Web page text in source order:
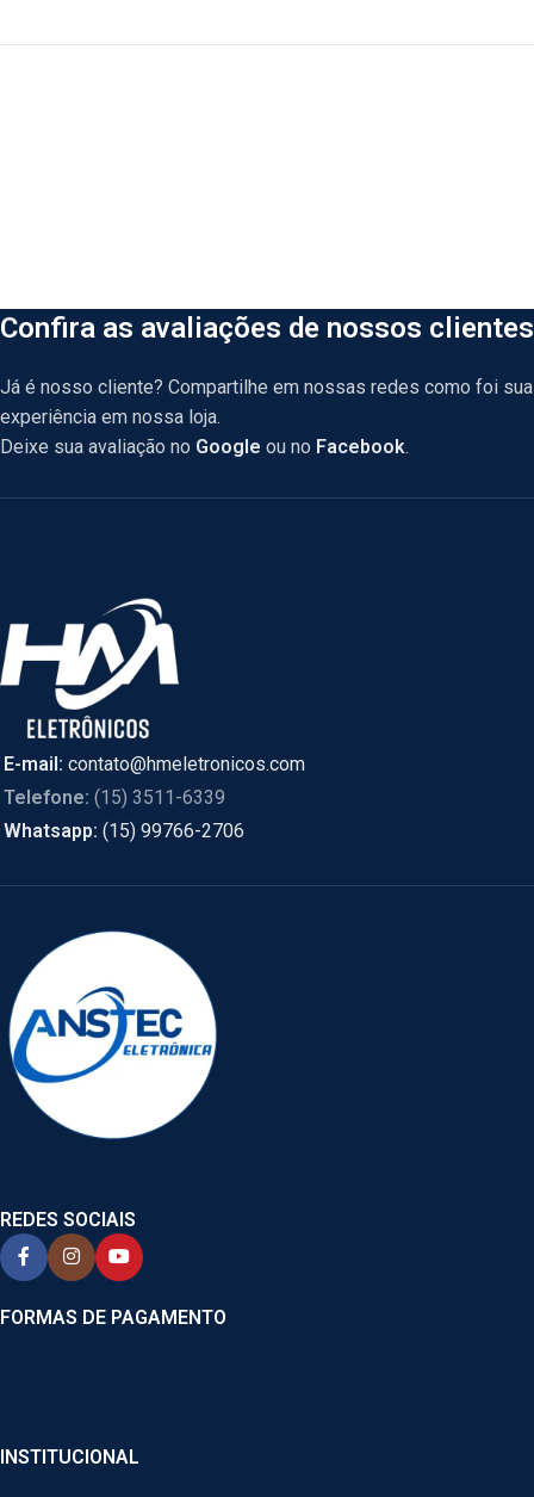
Confira as avaliações de nossos clientes
Já é nosso cliente? Compartilhe em nossas redes como foi sua
experiência em nossa loja.
Deixe sua avaliação no Google ou no Facebook.
E-mail: contato@hmeletronicos.com
Telefone: (15) 3511-6339
Whatsapp: (15) 99766-2706
REDES SOCIAIS
FORMAS DE PAGAMENTO
INSTITUCIONAL